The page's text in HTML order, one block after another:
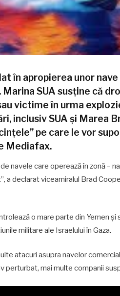
în apropierea unor
. Marina SUA susține că
victime în urma
inclusiv SUA și Marea
pe care le vor
Mediafax.
navele care operează în zonă –
a declarat viceamiralul Brad
o mare parte din Yemen
militare ale Israelului în Gaza.
atacuri asupra navelor
perturbat, mai multe companii